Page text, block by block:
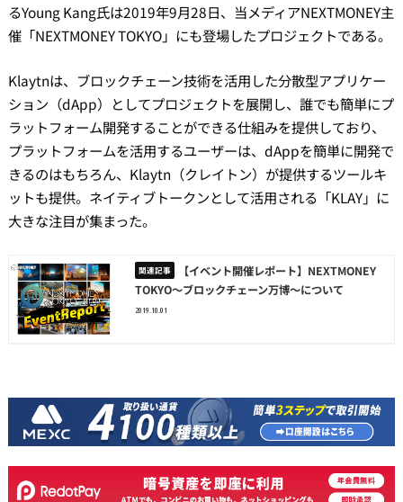
るYoung Kang氏は2019年9月28日、当メディアNEXTMONEY主
催「NEXTMONEY TOKYO」にも登場したプロジェクトである。
Klaytnは、ブロックチェーン技術を活用した分散型アプリケー
ション（dApp）としてプロジェクトを展開し、誰でも簡単にプ
ラットフォーム開発することができる仕組みを提供しており、
プラットフォームを活用するユーザーは、dAppを簡単に開発で
きるのはもちろん、Klaytn（クレイトン）が提供するツールキ
ットも提供。ネイティブトークンとして活用される「KLAY」に
大きな注目が集まった。
【イベント開催レポート】NEXTMONEY
TOKYO〜ブロックチェーン万博〜について
2019.10.01